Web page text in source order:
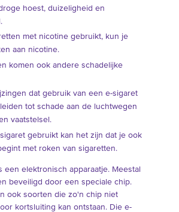
hoest, duizeligheid en
met nicotine gebruikt, kun je
aan nicotine.
komen ook andere schadelijke
dat gebruik van een e-sigaret
tot schade aan de luchtwegen
vaatstelsel.
gebruikt kan het zijn dat je ook
met roken van sigaretten.
een elektronisch apparaatje. Meestal
beveiligd door een speciale chip.
ook soorten die zo'n chip niet
kortsluiting kan ontstaan. Die e-